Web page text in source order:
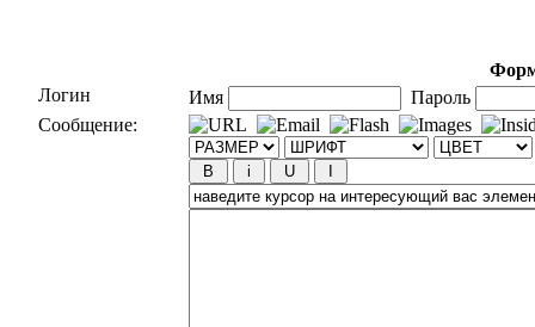
Логин
Имя
Пароль
Сообщение: